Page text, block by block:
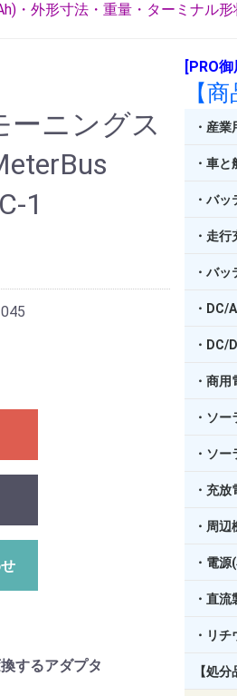
・外形寸法・重量・ターミナル
ーニングス
1
するアダプタ
[PRO
【
・産
・車
・バ
・走行
・バ
・DC/
・DC/
・商
・ソ
・ソ
・充
・周
・電
・直
・リ
【処